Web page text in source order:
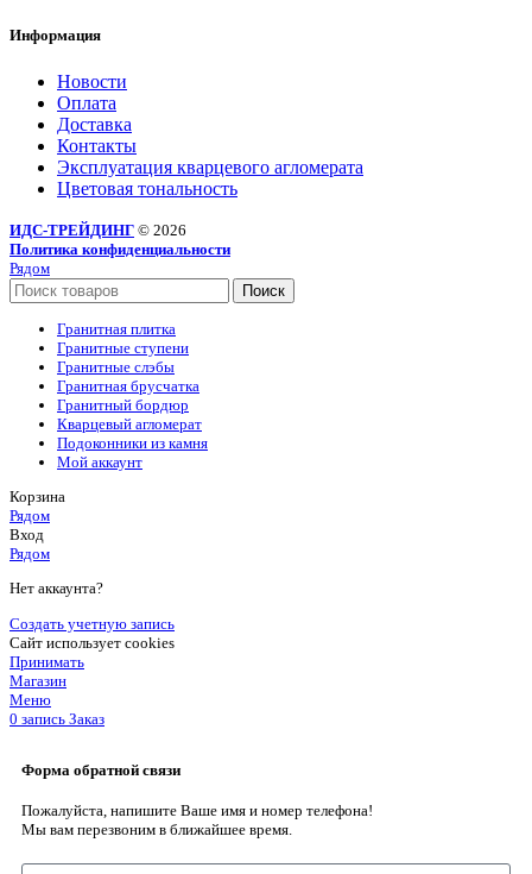
Информация
Новости
Оплата
Доставка
Контакты
Эксплуатация кварцевого агломерата
Цветовая тональность
ИДС-ТРЕЙДИНГ © 2026
Политика конфиденциальности
Рядом
Поиск
Гранитная плитка
Гранитные ступени
Гранитные слэбы
Гранитная брусчатка
Гранитный бордюр
Кварцевый агломерат
Подоконники из камня
Мой аккаунт
Корзина
Рядом
Вход
Рядом
Нет аккаунта?
Создать учетную запись
Сайт использует cookies
Принимать
Магазин
Меню
0 запись Заказ
Форма обратной связи
Пожалуйста, напишите Ваше имя и номер телефона!
Мы вам перезвоним в ближайшее время.